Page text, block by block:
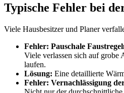
Typische Fehler bei
Viele Hausbesitzer und Planer
Fehler: Pauschale
Viele verlassen sich auf grobe
laufen.
Lösung: Eine detaillierte
Fehler: Vernachlässigung